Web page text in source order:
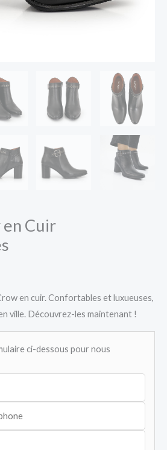
Cuir
en cuir. Confortables et luxueuses,
ville. Découvrez-les maintenant !
ci-dessous pour nous